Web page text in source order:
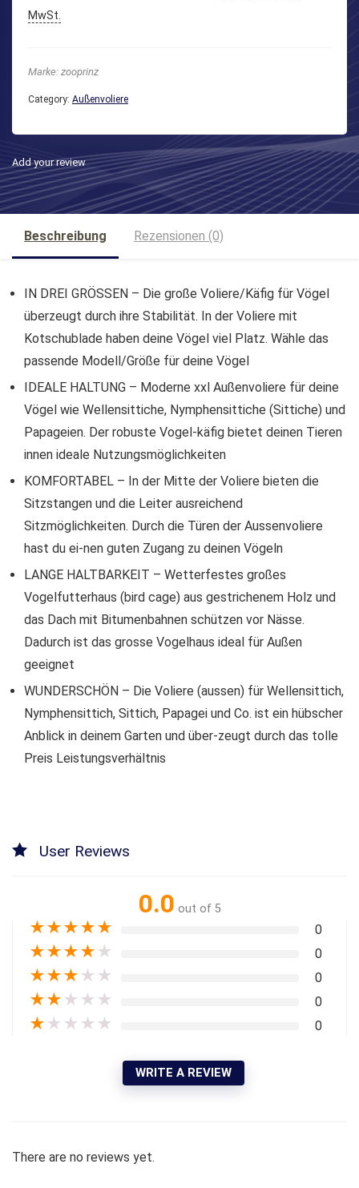
MwSt.
Marke: zooprinz
Category: Außenvoliere
Add your review
Beschreibung Rezensionen (0)
IN DREI GRÖSSEN – Die große Voliere/Käfig für Vögel
überzeugt durch ihre Stabilität. In der Voliere mit
Kotschublade haben deine Vögel viel Platz. Wähle das
passende Modell/Größe für deine Vögel
IDEALE HALTUNG – Moderne xxl Außenvoliere für deine
Vögel wie Wellensittiche, Nymphensittiche (Sittiche) und
Papageien. Der robuste Vogel-käfig bietet deinen Tieren
innen ideale Nutzungsmöglichkeiten
KOMFORTABEL – In der Mitte der Voliere bieten die
Sitzstangen und die Leiter ausreichend
Sitzmöglichkeiten. Durch die Türen der Aussenvoliere
hast du ei-nen guten Zugang zu deinen Vögeln
LANGE HALTBARKEIT – Wetterfestes großes
Vogelfutterhaus (bird cage) aus gestrichenem Holz und
das Dach mit Bitumenbahnen schützen vor Nässe.
Dadurch ist das grosse Vogelhaus ideal für Außen
geeignet
WUNDERSCHÖN – Die Voliere (aussen) für Wellensittich,
Nymphensittich, Sittich, Papagei und Co. ist ein hübscher
Anblick in deinem Garten und über-zeugt durch das tolle
Preis Leistungsverhältnis
User Reviews
0.0 out of 5
★★★★★ 0
★★★★ ★ 0
★★★ ★ ★ 0
★★ ★ ★ ★ 0
★ ★ ★ ★ ★ 0
WRITE A REVIEW
There are no reviews yet.